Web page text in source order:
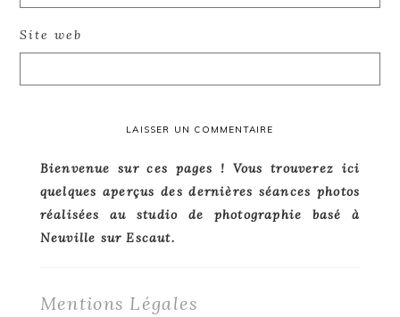
Site web
Primary
Sidebar
Bienvenue sur ces pages ! Vous trouverez ici
quelques aperçus des dernières séances photos
réalisées au studio de photographie basé à
Neuville sur Escaut.
Mentions Légales